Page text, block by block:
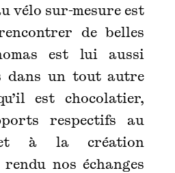
vélo sur-mesure est
de belles
est lui aussi
dans un tout autre
est chocolatier,
respectifs au
et à la création
nos échanges